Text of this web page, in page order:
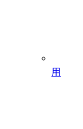
用